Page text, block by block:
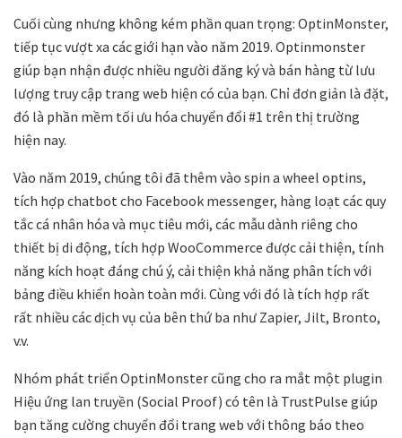
Cuối cùng nhưng không kém phần quan trọng: OptinMonster,
tiếp tục vượt xa các giới hạn vào năm 2019. Optinmonster
giúp bạn nhận được nhiều người đăng ký và bán hàng từ lưu
lượng truy cập trang web hiện có của bạn. Chỉ đơn giản là đặt,
đó là phần mềm tối ưu hóa chuyển đổi #1 trên thị trường
hiện nay.
Vào năm 2019, chúng tôi đã thêm vào spin a wheel optins,
tích hợp chatbot cho Facebook messenger, hàng loạt các quy
tắc cá nhân hóa và mục tiêu mới, các mẫu dành riêng cho
thiết bị di động, tích hợp WooCommerce được cải thiện, tính
năng kích hoạt đáng chú ý, cải thiện khả năng phân tích với
bảng điều khiển hoàn toàn mới. Cùng với đó là tích hợp rất
rất nhiều các dịch vụ của bên thứ ba như Zapier, Jilt, Bronto,
v.v.
Nhóm phát triển OptinMonster cũng cho ra mắt một plugin
Hiệu ứng lan truyền (Social Proof) có tên là TrustPulse giúp
bạn tăng cường chuyển đổi trang web với thông báo theo